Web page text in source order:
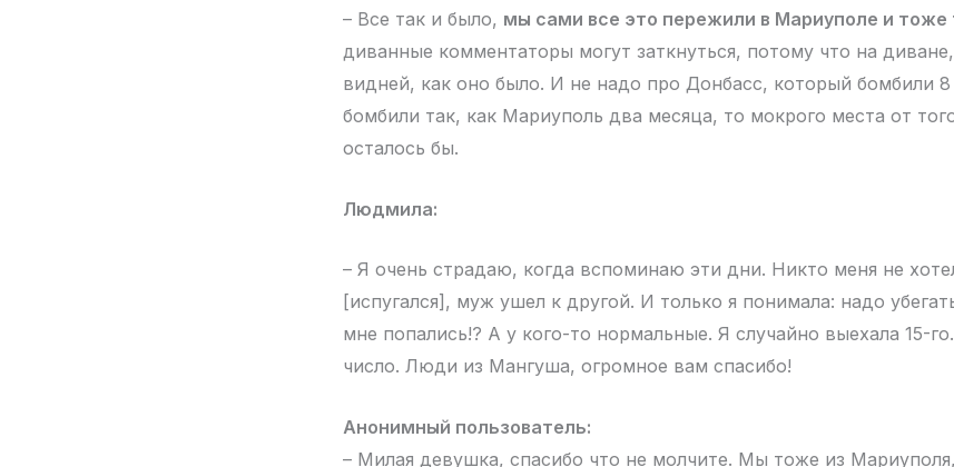
– Все так и было, мы сами все это пережили в Мариуполе и тоже
диванные комментаторы могут заткнуться, потому что на
видней, как оно было. И не надо про Донбасс, который бомбили 8
бомбили так, как Мариуполь два месяца, то мокрого места от
осталось бы.
Людмила:
– Я очень страдаю, когда вспоминаю эти дни. Никто меня не
[испугался], муж ушел к другой. И только я понимала: надо
мне попались!? А у кого-то нормальные. Я случайно выехала 15-
число. Люди из Мангуша, огромное вам спасибо!
Анонимный пользователь:
– Милая девушка, спасибо что не молчите. Мы тоже из